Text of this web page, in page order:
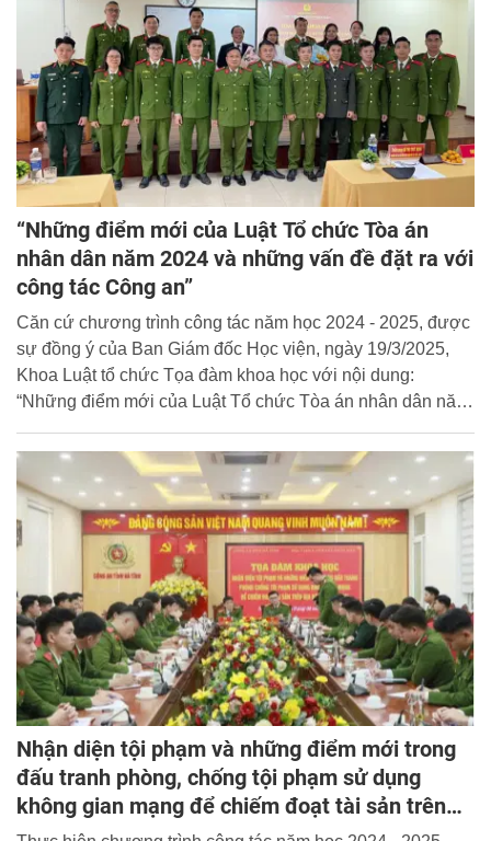
“Những điểm mới của Luật Tổ chức Tòa án
nhân dân năm 2024 và những vấn đề đặt ra với
công tác Công an”
Căn cứ chương trình công tác năm học 2024 - 2025, được
sự đồng ý của Ban Giám đốc Học viện, ngày 19/3/2025,
Khoa Luật tổ chức Tọa đàm khoa học với nội dung:
“Những điểm mới của Luật Tổ chức Tòa án nhân dân năm
Nhận diện tội phạm và những điểm mới trong
đấu tranh phòng, chống tội phạm sử dụng
không gian mạng để chiếm đoạt tài sản trên
địa bàn tỉnh Hà Tĩnh